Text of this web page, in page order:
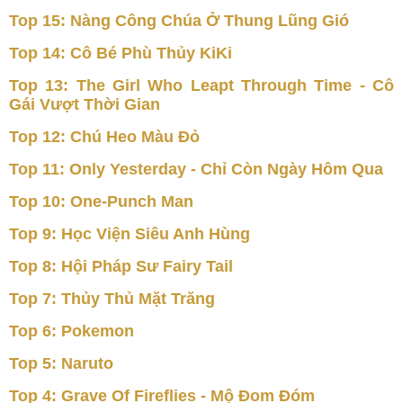
Top 15: Nàng Công Chúa Ở Thung Lũng Gió
Top 14: Cô Bé Phù Thủy KiKi
Top 13: The Girl Who Leapt Through Time - Cô
Gái Vượt Thời Gian
Top 12: Chú Heo Màu Đỏ
Top 11: Only Yesterday - Chỉ Còn Ngày Hôm Qua
Top 10: One-Punch Man
Top 9: Học Viện Siêu Anh Hùng
Top 8: Hội Pháp Sư Fairy Tail
Top 7: Thủy Thủ Mặt Trăng
Top 6: Pokemon
Top 5: Naruto
Top 4: Grave Of Fireflies - Mộ Đom Đóm